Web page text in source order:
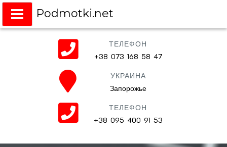
Podmotki.net
Подмотки на любое авто
ТЕЛЕФОН
+38 073 168 58 47
УКРАИНА
Запорожье
ТЕЛЕФОН
+38 095 400 91 53